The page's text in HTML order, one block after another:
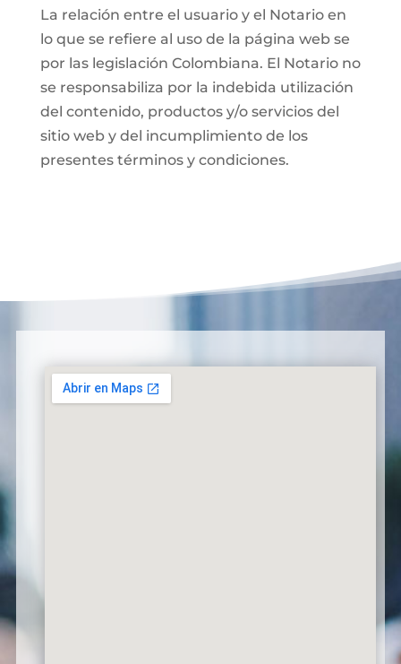
La relación entre el usuario y el Notario en
lo que se refiere al uso de la página web se
por las legislación Colombiana. El Notario no
se responsabiliza por la indebida utilización
del contenido, productos y/o servicios del
sitio web y del incumplimiento de los
presentes términos y condiciones.